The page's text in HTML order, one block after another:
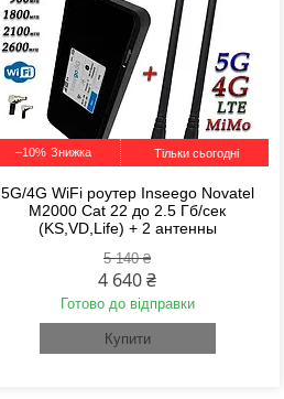
–10% Тільки сьогодні
5G/4G WiFi роутер Inseego Novatel
M2000 Cat 22 до 2.5 Гб/сек
(KS,VD,Life) + 2 антенны
5 140 ₴
4 640 ₴
Готово до відправки
Купити